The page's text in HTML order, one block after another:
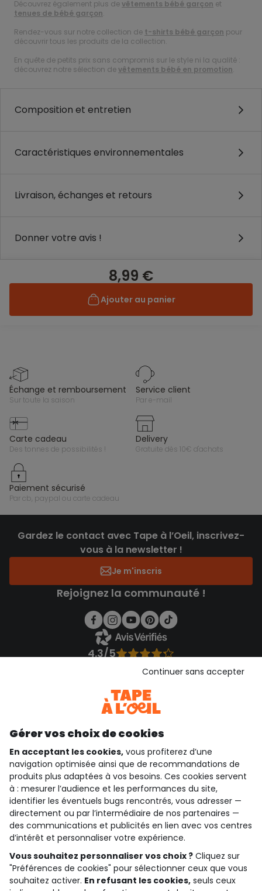
Découvrez également plus devêtements bébé garçon et
tenues de bébé garçon.
Rendez-vous sur notre collection de t-shirts bébé garçon pour
découvrir tous les produits de la collection.
En quête de petits prix sans compromis sur le style ni la qualité :
découvrez notre sélection devêtements bébé en promotion.
Composition et entretien
Caractéristiques environnementales
Livraison, échanges et retours
Donner votre avis !
8,99 €
Ajouter au panier
échange et remboursement
sur toute la saison
service client
par e-mail
carte cadeau
des tonnes de possibilités !
delivery
gratuite dès 10€ d'achats
paiement sécurisé
par cb, paypal ou carte cadeau
Gardez le contact avec Tape à l’Oeil, inscrivez-
vous à la newsletter !
Je m'inscris
Rejoignez la communauté !
4.3/5
Voir l’attestation de confiance
Téléchargez notre application
Découvrir notre application
qui sommes-nous ?
besoin d'aide ?
le club fidélité
notre catalogue
Gérer vos choix de cookies
En acceptant les cookies, vous profiterez d’une
navigation optimisée ainsi que de recommandations de
produits plus adaptées à vos besoins. Ces cookies servent
à : mesurer l’audience et les performances du site,
identifier les éventuels bugs rencontrés, vous adresser —
directement ou par l’intermédiaire de nos partenaires —
des communications et publicités en lien avec vos centres
d’intérêt et personnaliser votre expérience.
Vous souhaitez personnaliser vos choix ? Cliquez sur
"Préférences de cookies" pour sélectionner ceux que vous
souhaitez activer. En refusant les cookies, seuls ceux
Continuer sans accepter